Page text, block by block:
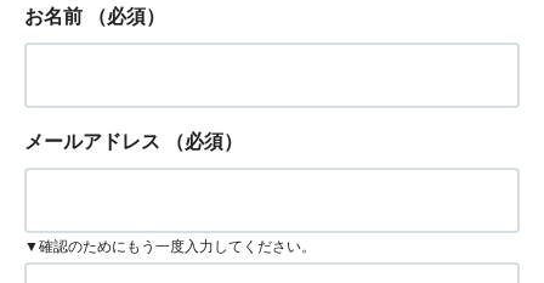
お名前 （必須）
メールアドレス （必須）
▼確認のためにもう一度入力してください。